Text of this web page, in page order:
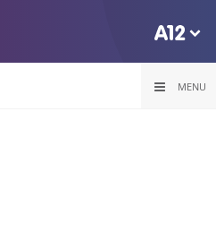
MENU